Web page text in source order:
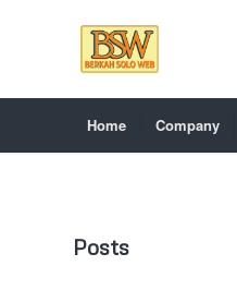
Home Company
Posts